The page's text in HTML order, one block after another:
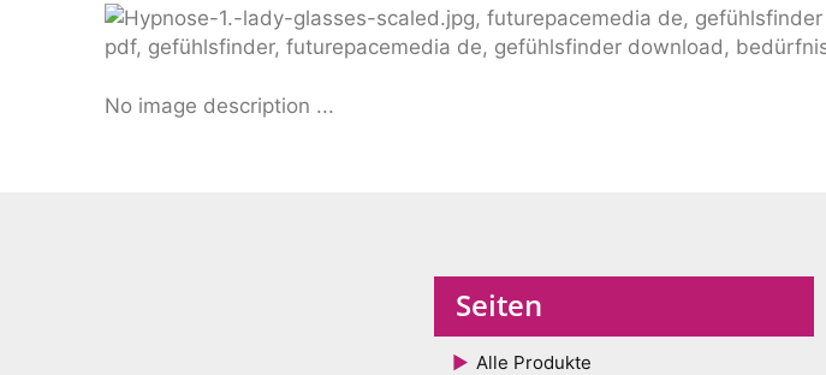
No image description ...
Seiten
Alle Produkte